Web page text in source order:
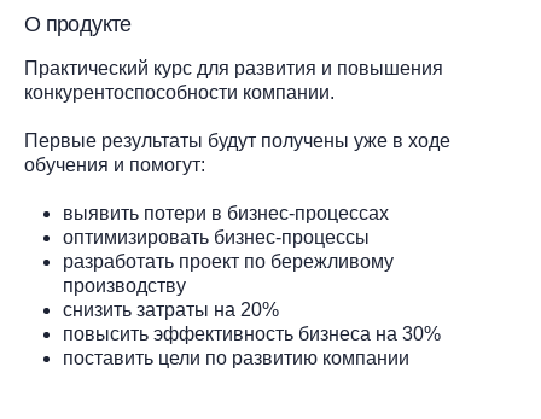
О продукте
Практический курс для развития и повышения
конкурентоспособности компании.
Первые результаты будут получены уже в ходе
обучения и помогут:
выявить потери в бизнес-процессах
оптимизировать бизнес-процессы
разработать проект по бережливому
производству
снизить затраты на 20%
повысить эффективность бизнеса на 30%
поставить цели по развитию компании